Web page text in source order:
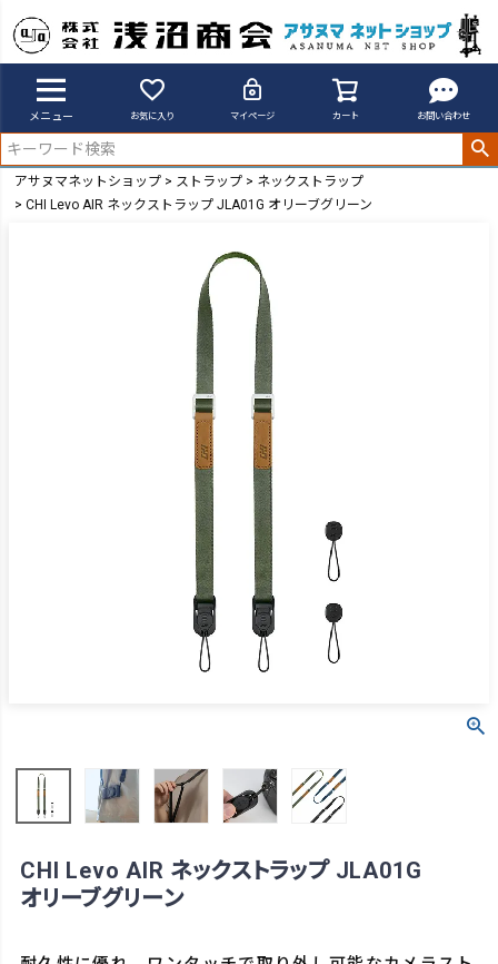
メニュー お気に入り マイページ カート お問い合わせ
アサヌマネットショップ ストラップ
ネックストラップ
CHI Levo AIR ネックストラップ JLA01G オリーブグリーン
CHI Levo AIR ネックストラップ JLA01G
オリーブグリーン